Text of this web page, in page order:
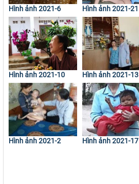
Hình ảnh 2021-6 Hình ảnh 2021-21
Hình ảnh 2021-10 Hình ảnh 2021-13
Hình ảnh 2021-2 Hình ảnh 2021-17